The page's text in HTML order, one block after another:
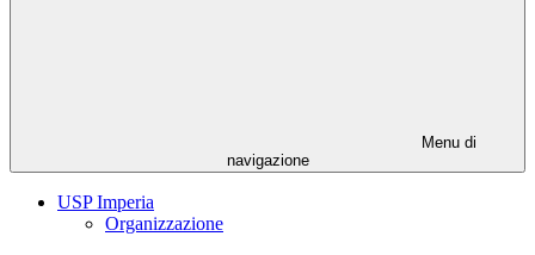
Menu di
navigazione
USP Imperia
Organizzazione